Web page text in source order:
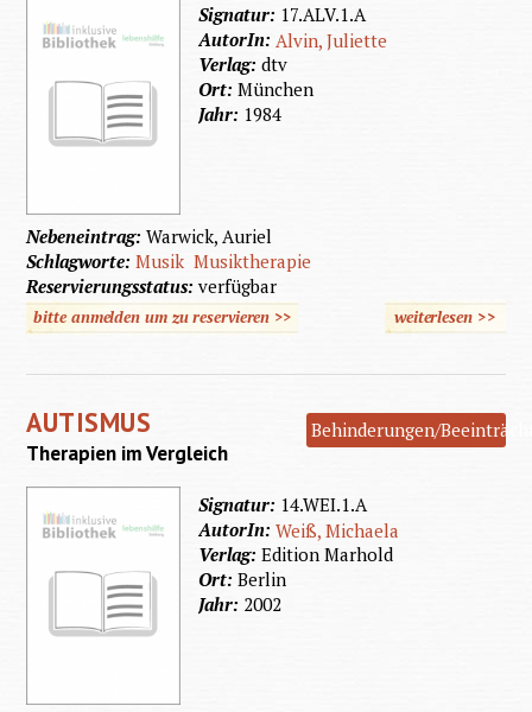
Signatur: 17.ALV.1.A
AutorIn: Alvin, Juliette
Verlag:dtv
Ort:München
Jahr: 1984
Nebeneintrag:Warwick, Auriel
Schlagworte:Musik Musiktherapie
Reservierungsstatus:verfügbar
bitte anmelden um zu reservieren >> weiterlesen>>
AUTISMUS Behinderungen/
Therapien im Vergleich
Signatur: 14.WEI.1.A
AutorIn:Weiß, Michaela
Verlag:Edition Marhold
Ort:Berlin
Jahr: 2002